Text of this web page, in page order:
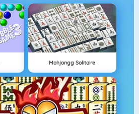
Mahjongg Solitaire